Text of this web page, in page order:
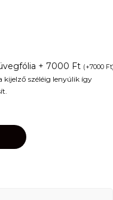
+ 7000 Ft (+7000 Ft
kijelző széléig lenyúlik így